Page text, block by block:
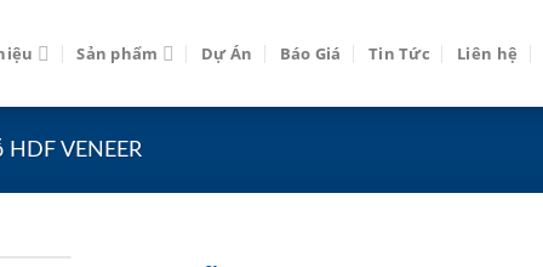
Sản phẩm Dự Án Báo Giá Tin Tức Liên hệ
HDF VENEER